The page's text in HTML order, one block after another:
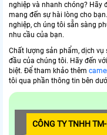
nghiệp và nhanh chóng? Hãy
mang đến sự hài lòng cho
nghiệp, ch úng tôi sẵn sàng
nhu cầu của bạn.
Chất lượng sản phẩm, dịch
đầu của chúng tôi. Hãy đến
biệt. Để tham khảo thêm
tôi qua phần thông tin bên
CÔNG TY TNHH